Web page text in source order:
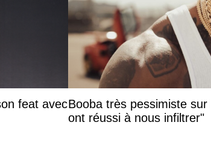
feat avecBooba très pessimiste
ont réussi à nous infiltrer"